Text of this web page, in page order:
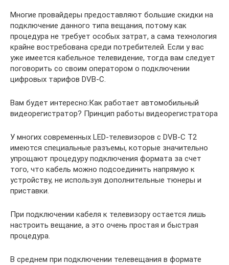
Многие провайдеры предоставляют большие скидки на
подключение данного типа вещания, потому как
процедура не требует особых затрат, а сама технология
крайне востребована среди потребителей. Если у вас
уже имеется кабельное телевидение, тогда вам следует
поговорить со своим оператором о подключении
цифровых тарифов DVB-C.
Вам будет интересно:Как работает автомобильный
видеорегистратор? Принцип работы видеорегистратора
У многих современных LED-телевизоров с DVB-C T2
имеются специальные разъемы, которые значительно
упрощают процедуру подключения формата за счет
того, что кабель можно подсоединить напрямую к
устройству, не используя дополнительные тюнеры и
приставки.
При подключении кабеля к телевизору остается лишь
настроить вещание, а это очень простая и быстрая
процедура.
В среднем при подключении телевещания в формате